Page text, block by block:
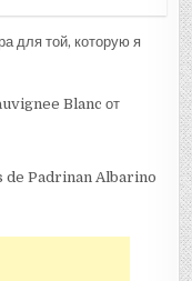
для той, которую я
Blanc от
de Padrinan Albarino